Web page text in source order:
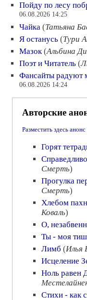
Пойду по лесу
06.08.2026 14:25
Чайка (Татьяна
Я останусь (Тури
Мазок(Альбина
Поэт и Читатель (
Фансайты радуют
06.08.2026 14:24
Авторские
Разместить здесь
Горят
Смерть)
Прогулка
Смерть)
Хлебом
Коваль)
О,
Ты - моя
Лимб (Илья
Исцеление
Ноль равен
Стихи - как